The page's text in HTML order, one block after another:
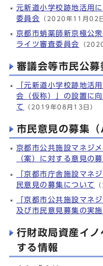
元新道小学校跡地活用
委員会
（2020年11月02
京都市蛸薬師新京極公
ライツ審査委員会
（
審議会等市民公募
「元新道小学校跡地活
会（仮称）」の設置に
て
（2019年08月13日）
市民意見の募集（
京都市公共施設マネジ
（案）に対する意見の
「京都市庁舎施設マネ
民意見の募集について
「京都市公共施設マネ
及び市民意見募集の実
行財政局資産イ
する情報